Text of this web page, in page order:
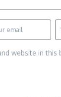
website in